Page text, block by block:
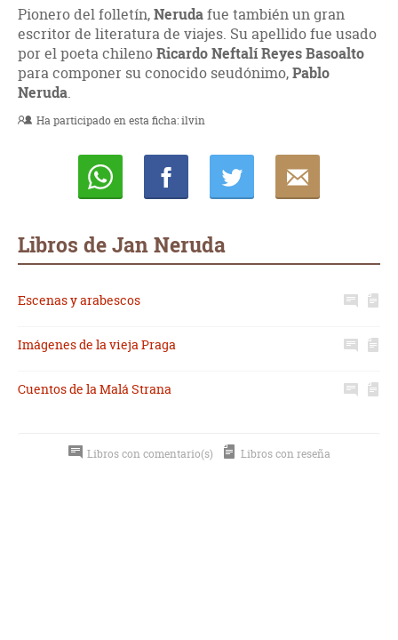
Pionero del folletín,Nerudafue también un gran
escritor de literatura de viajes. Su apellido fue usado
por el poeta chilenoRicardo Neftalí Reyes Basoalto
para componer su conocido seudónimo,Pablo
Neruda.
Ha participado en esta ficha:ilvin
Libros de Jan Neruda
Escenas y arabescos
Imágenes de la vieja Praga
Cuentos de la Malá Strana
Libros con comentario(s) Libros con reseña